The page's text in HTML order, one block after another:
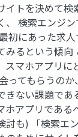
イトを決めて
、 検索エンジ
初にあった求
みるという傾向
スマホアプリに
ってもらうの
きない課題であ
ホアプリである
討も) 「検索エ